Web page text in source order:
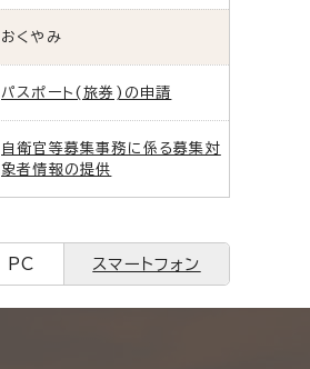
おくやみ
パスポート(旅券)の申請
自衛官等募集事務に係る募集対
象者情報の提供
PC スマートフォン